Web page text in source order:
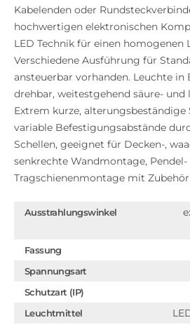
Kabelenden oder
hochwertigen elektronischen
LED Technik für einen homogenen
Verschiedene Ausführung für
ansteuerbar vorhanden. Leuchte in
drehbar, weitestgehend säure- und
Extrem kurze,
variable Befestigungsabstände
Schellen, geeignet für Decken-,
senkrechte Wandmontage, Pendel-
Tragschienenmontage mit
Ausstrahlungswinkel
Fassung
Spannungsart
Schutzart (IP)
Leuchtmittel